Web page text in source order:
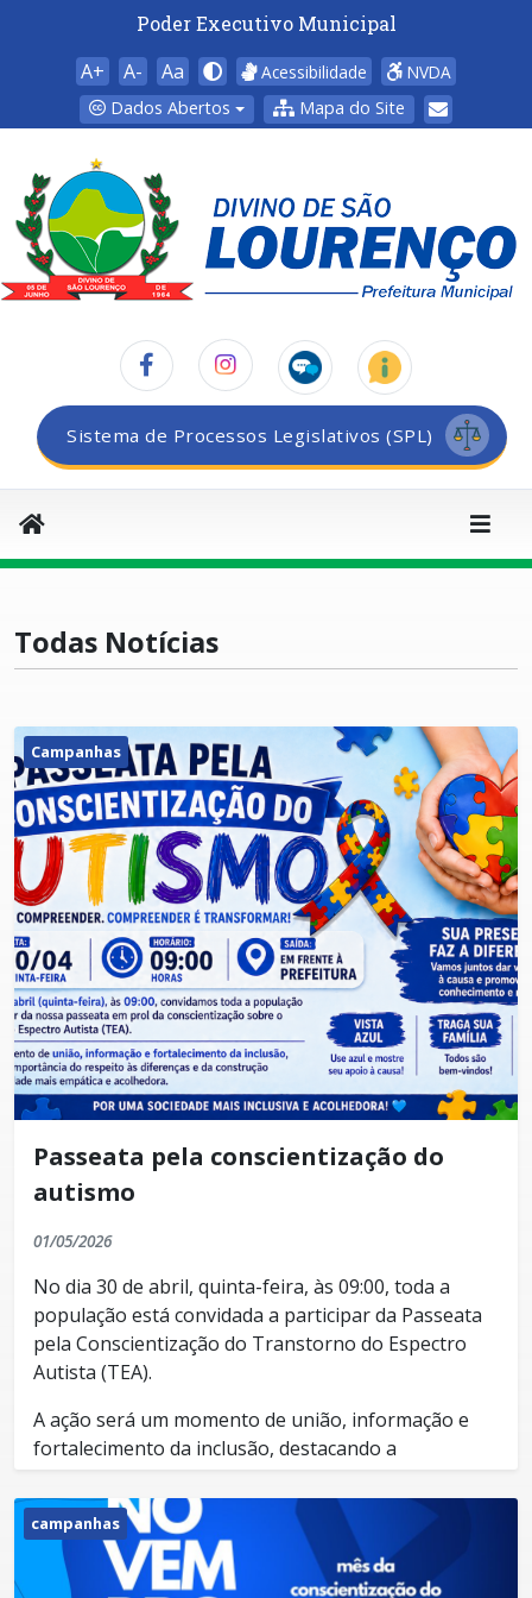
Poder Executivo Municipal
A+ A- Aa Acessibilidade
NVDA
Dados Abertos
Mapa do Site
Sistema de Processos Legislativos (SPL)
Todas Notícias
Campanhas
Passeata pela conscientização do
autismo
01/05/2026
No dia 30 de abril, quinta-feira, às 09:00, toda a
população está convidada a participar da Passeata
pela Conscientização do Transtorno do Espectro
Autista (TEA).
A ação será um momento de união, informação e
fortalecimento da inclusão, destacando a
construção de uma sociedade mais empática,
acolhedora e consciente.
A concentração será em frente à Prefeitura, com
destino à Praça do CRAS.
campanhas